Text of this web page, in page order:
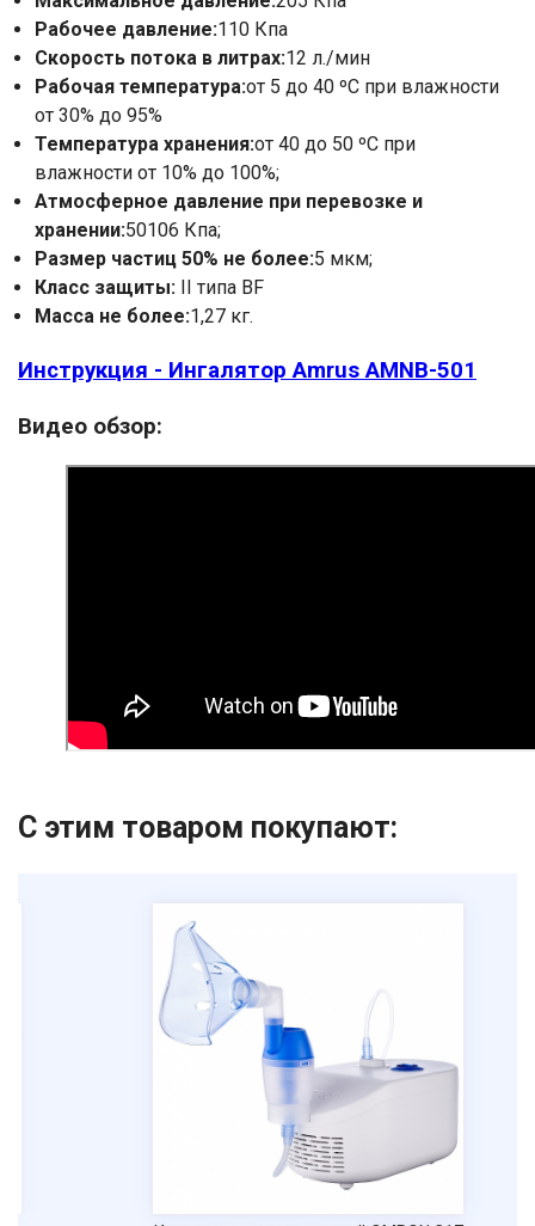
Рабочее давление:110 Кпа
Скорость потока в литрах:12 л./мин
Рабочая температура:от 5 до 40 ºС при влажности
от 30% до 95%
Температура хранения:от 40 до 50 ºС при
влажности от 10% до 100%;
Атмосферное давление при перевозке и
хранении:50106 Кпа;
Размер частиц 50% не более:5 мкм;
Класс защиты: II типа BF
Масса не более:1,27 кг.
Инструкция - Ингалятор Amrus АМNB-501
Видео обзор:
С этим товаром покупают:
Номер телефона
Отправить
Нажимая на кнопку "Отправить" вы
соглашаетесь на обработку
персональных данных